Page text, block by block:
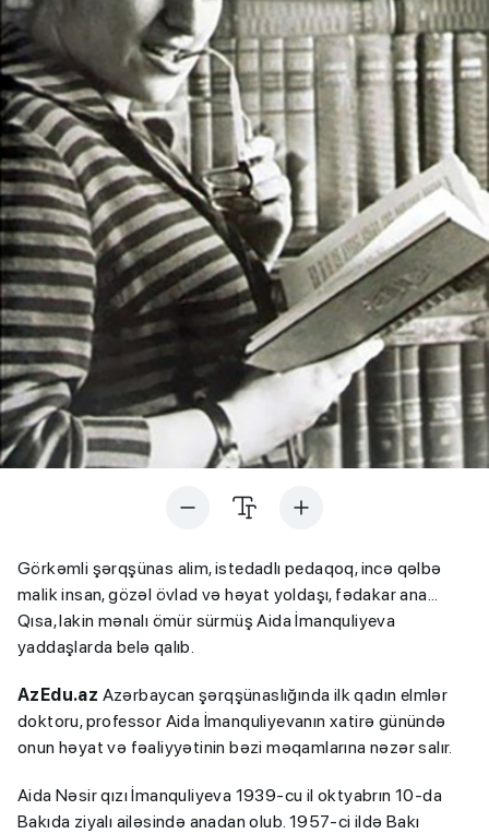
Görkəmli şərqşünas alim, istedadlı pedaqoq, incə qəlbə
malik insan, gözəl övlad və həyat yoldaşı, fədakar ana...
Qısa, lakin mənalı ömür sürmüş Aida İmanquliyeva
yaddaşlarda belə qalıb.
AzEdu.az Azərbaycan şərqşünaslığında ilk qadın elmlər
doktoru, professor Aida İmanquliyevanın xatirə günündə
onun həyat və fəaliyyətinin bəzi məqamlarına nəzər salır.
Aida Nəsir qızı İmanquliyeva 1939-cu il oktyabrın 10-da
Bakıda ziyalı ailəsində anadan olub. 1957-ci ildə Bakı